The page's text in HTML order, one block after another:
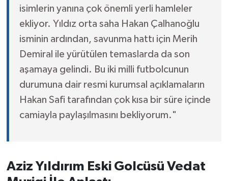
isimlerin yanına çok önemli yerli hamleler
ekliyor. Yıldız orta saha Hakan Çalhanoğlu
isminin ardından, savunma hattı için Merih
Demiral ile yürütülen temaslarda da son
aşamaya gelindi. Bu iki milli futbolcunun
durumuna dair resmi kurumsal açıklamaların
Hakan Safi tarafından çok kısa bir süre içinde
camiayla paylaşılmasını bekliyorum."
Aziz Yıldırım Eski Golcüsü Vedat